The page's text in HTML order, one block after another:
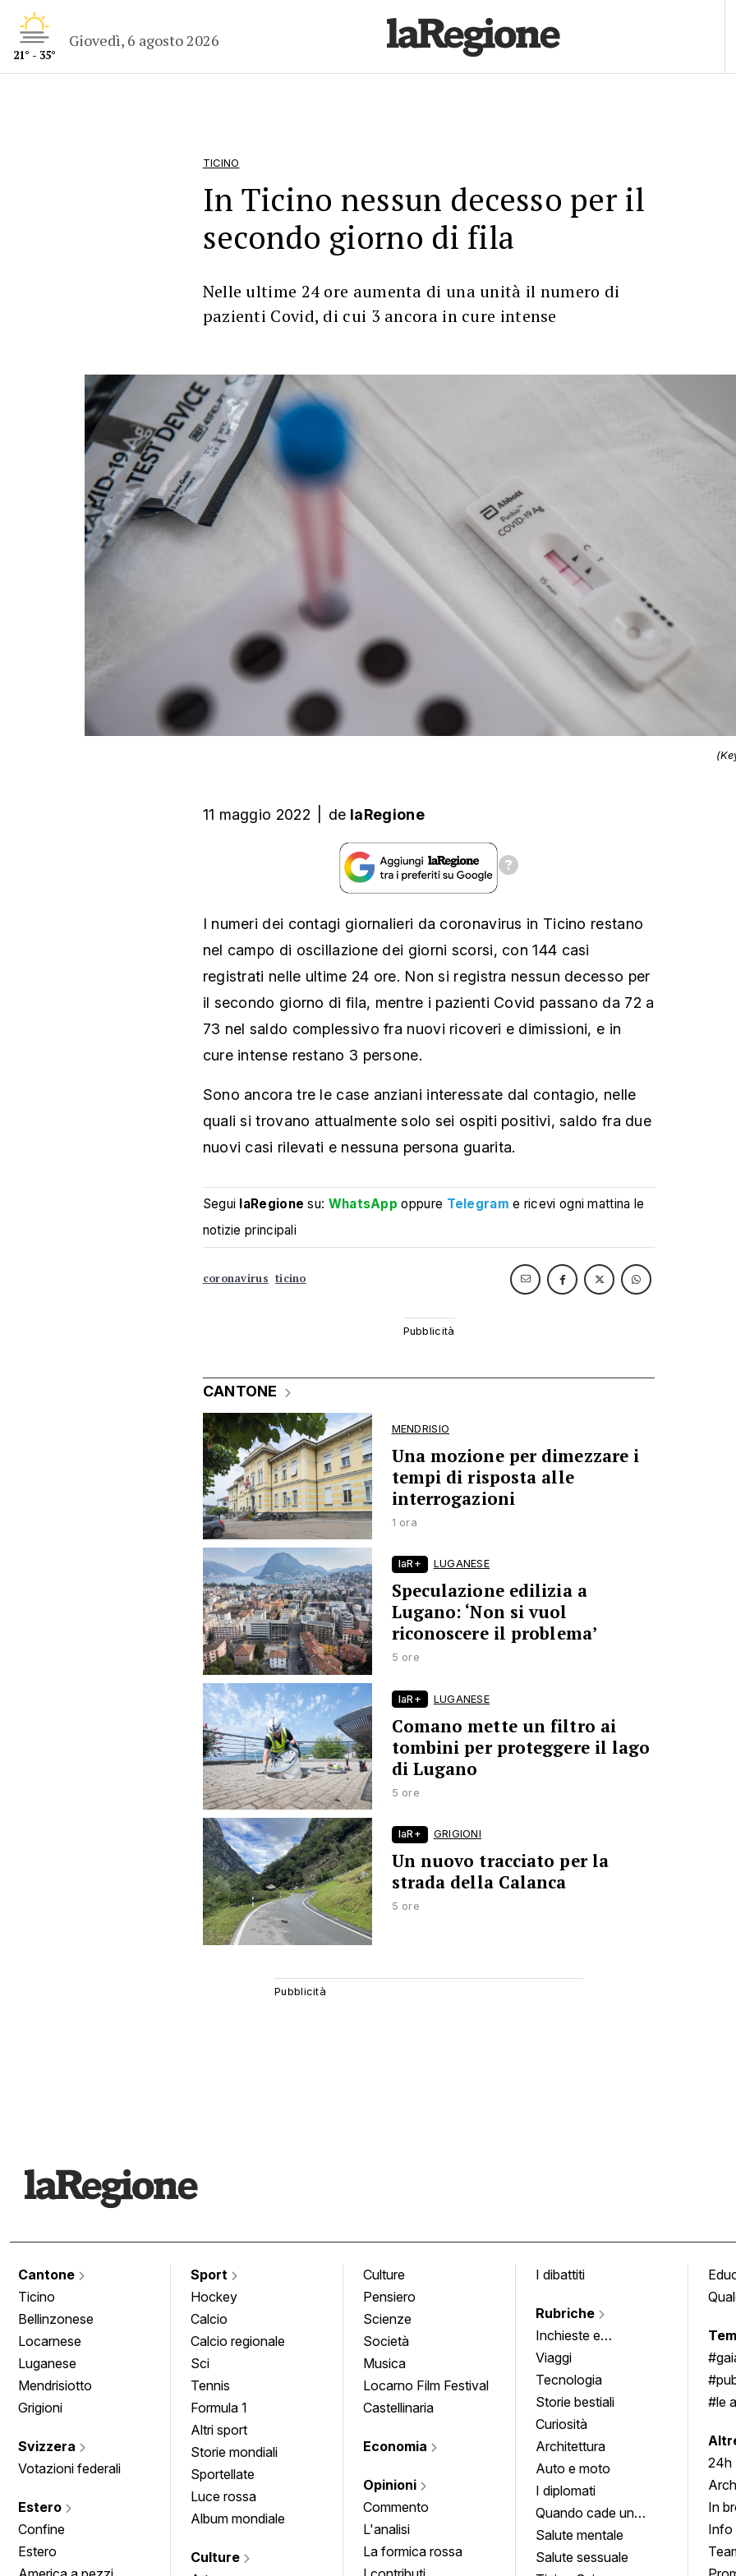
21° - 35°
Giovedì, 6 agosto 2026
TICINO
In Ticino nessun decesso per il
secondo giorno di fila
Nelle ultime 24 ore aumenta di una unità il numero di
pazienti Covid, di cui 3 ancora in cure intense
11 maggio 2022 de laRegione
I numeri dei contagi giornalieri da coronavirus in Ticino restano
nel campo di oscillazione dei giorni scorsi, con 144 casi
registrati nelle ultime 24 ore. Non si registra nessun decesso per
il secondo giorno di fila, mentre i pazienti Covid passano da 72 a
73 nel saldo complessivo fra nuovi ricoveri e dimissioni, e in
cure intense restano 3 persone.
Sono ancora tre le case anziani interessate dal contagio, nelle
quali si trovano attualmente solo sei ospiti positivi, saldo fra due
nuovi casi rilevati e nessuna persona guarita.
Segui laRegione su: WhatsApp oppure Telegram e ricevi ogni mattina le
notizie principali
coronavirus ticino
CANTONE
MENDRISIO
Una mozione per dimezzare i
tempi di risposta alle
interrogazioni
1 ora
laR+ LUGANESE
Speculazione edilizia a
Lugano: ‘Non si vuol
riconoscere il problema’
5 ore
laR+ LUGANESE
Comano mette un filtro ai
tombini per proteggere il lago
di Lugano
5 ore
laR+ GRIGIONI
Un nuovo tracciato per la
strada della Calanca
5 ore
Cantone
Ticino
Bellinzonese
Locarnese
Luganese
Mendrisiotto
Grigioni
Svizzera
Votazioni federali
Estero
Confine
Estero
Sport
Hockey
Calcio
Calcio regionale
Sci
Tennis
Formula 1
Altri sport
Storie mondiali
Sportellate
Luce rossa
Album mondiale
Culture
Culture
Pensiero
Scienze
Società
Musica
Locarno Film Festival
Castellinaria
Economia
Opinioni
Commento
L'analisi
La formica rossa
I dibattiti
Rubriche
Inchieste e
approfondimenti
Viaggi
Tecnologia
Storie bestiali
Curiosità
Architettura
Auto e moto
I diplomati
Quando cade un
quadro
Salute mentale
Salute sessuale
#le
24h
In
Info